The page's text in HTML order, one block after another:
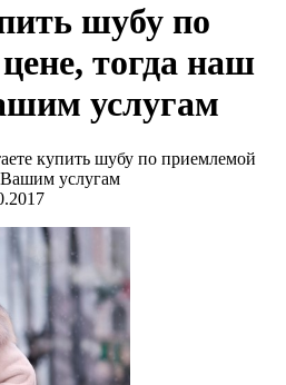
шубу по
тогда наш
услугам
купить шубу по приемлемой
Вашим услугам